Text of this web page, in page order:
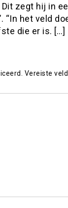
zegt hij in
“In het veld
die er is. […]
Vereiste